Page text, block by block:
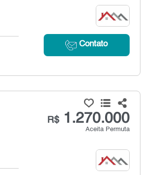
Contato
R$1.270.000
Aceita Permuta